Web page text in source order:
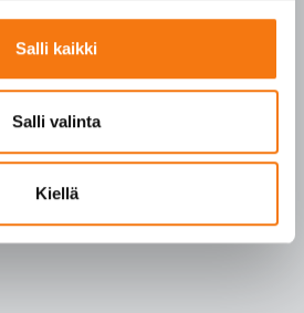
Salli kaikki
Salli valinta
Kiellä